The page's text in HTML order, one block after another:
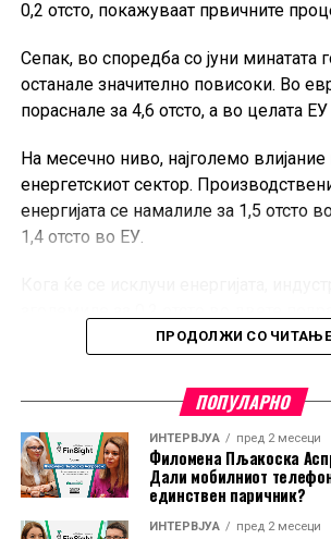
создавање современ и обединет
клима, развој на
конкурентност на македонските
0,2 отсто, покажуваат првичните
Сепак, во споредба со јуни минатата
останале значително повисоки. Во
пораснале за 4,6 отсто, а во целата ЕУ
На месечно ниво, најголемо
енергетскиот сектор.
енергијата се намалиле за 1,5 отсто
1,4 отсто во ЕУ.
покажува дека поевтинувањето не
Во еврозоната, цените на суровините,
полупроизводите пораснале за 0,3
капиталните и трајните
поскапеле за по 0,2 отсто. Цените на
потрошувачки добра останале
ПРОДОЛЖИ СО ЧИТАЊЕ
ПОПУЛАРНО
ИНТЕРВЈУА пред 2 месеци
Филомена Пљакоска
Дали мобилниот
единствен паричник?
ИНТЕРВЈУА пред 2 месеци